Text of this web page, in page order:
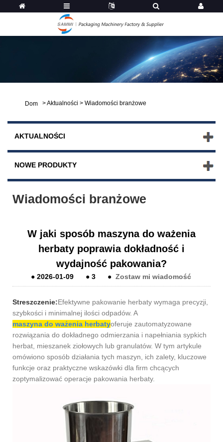
Dom >Aktualności > Wiadomości branżowe
AKTUALNOŚCI
NOWE PRODUKTY
Wiadomości branżowe
W jaki sposób maszyna do ważenia
herbaty poprawia dokładność i
wydajność pakowania?
●2026-01-09 ●3 ● Zostaw mi wiadomość
Streszczenie:Efektywne pakowanie herbaty wymaga precyzji,
szybkości i minimalnej ilości odpadów. A
maszyna do ważenia herbatyoferuje zautomatyzowane
rozwiązania do dokładnego odmierzania i napełniania sypkich
herbat, mieszanek ziołowych lub granulatów. W tym artykule
omówiono sposób działania tych maszyn, ich zalety, kluczowe
funkcje oraz praktyczne wskazówki dla firm chcących
zoptymalizować operacje pakowania herbaty.